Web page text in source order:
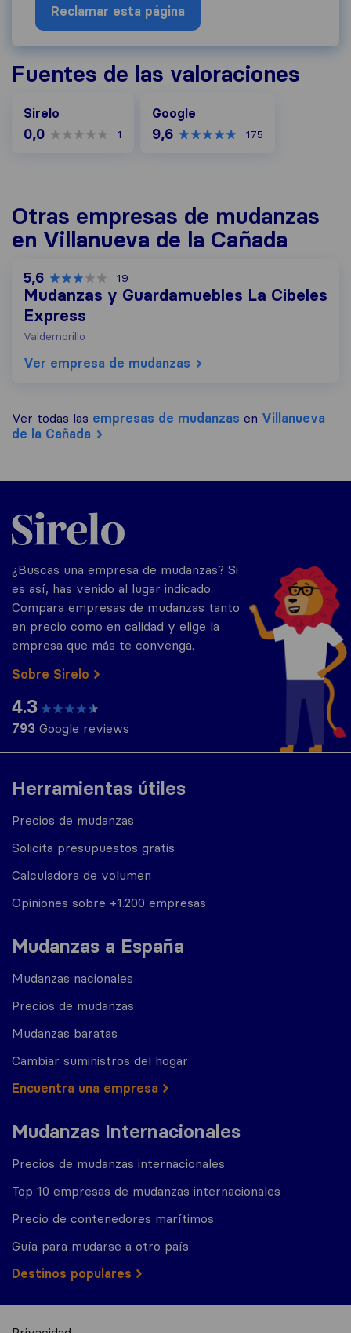
Reclamar esta página
Fuentes de las valoraciones
Sirelo
0,0 1
Google
9,6 175
Otras empresas de mudanzas
en Villanueva de la Cañada
5,6 19
Mudanzas y Guardamuebles La Cibeles
Express
Valdemorillo
Ver empresa de mudanzas
Ver todas las empresas de mudanzas en Villanueva
de la Cañada
Herramientas útiles
Precios de mudanzas
Solicita presupuestos gratis
Calculadora de volumen
Opiniones sobre +1.200 empresas
Mudanzas a España
Mudanzas nacionales
Precios de mudanzas
Mudanzas baratas
Cambiar suministros del hogar
Encuentra una empresa
Mudanzas Internacionales
Precios de mudanzas internacionales
Top 10 empresas de mudanzas internacionales
Precio de contenedores marítimos
Guía para mudarse a otro país
Destinos populares
Sirelo.es
¿Buscas una empresa de mudanzas? Si
es así, has venido al lugar indicado.
Compara empresas de mudanzas tanto
en precio como en calidad y elige la
empresa que más te convenga.
Sobre Sirelo
4.3
793 Google reviews